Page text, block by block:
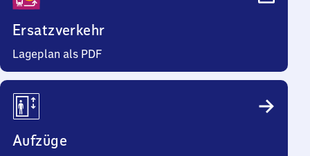
Ersatzverkehr
Lageplan als PDF
Aufzüge